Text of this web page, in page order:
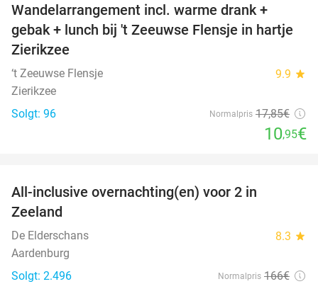
Wandelarrangement incl. warme drank +
gebak + lunch bij 't Zeeuwse Flensje in hartje
Zierikzee
‘t Zeeuwse Flensje 9.9 star
Zierikzee
Solgt: 96
Normalpris 17,85€
10,95€
All-inclusive overnachting(en) voor 2 in
Zeeland
De Elderschans 8.3 star
Aardenburg
Solgt: 2.496
Normalpris 166€